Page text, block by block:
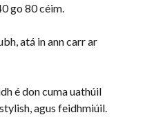
go 80 céim.
atá in ann carr ar
é don cuma uathúil
agus feidhmiúil.